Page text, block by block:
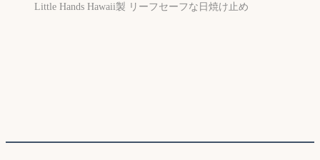
Little Hands Hawaii製 リーフセーフな日焼け止め